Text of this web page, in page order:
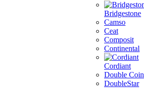
Bridgestone
Camso
Ceat
Composit
Continental
Cordiant
Double Coin
DoubleStar